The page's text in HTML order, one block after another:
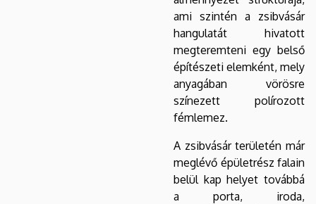
ami szintén a zsibvásár
hangulatát hivatott
megteremteni egy belső
építészeti elemként, mely
anyagában vörösre
színezett polírozott
fémlemez.
A zsibvásár területén már
meglévő épületrész falain
belül kap helyet továbbá
a porta, iroda,